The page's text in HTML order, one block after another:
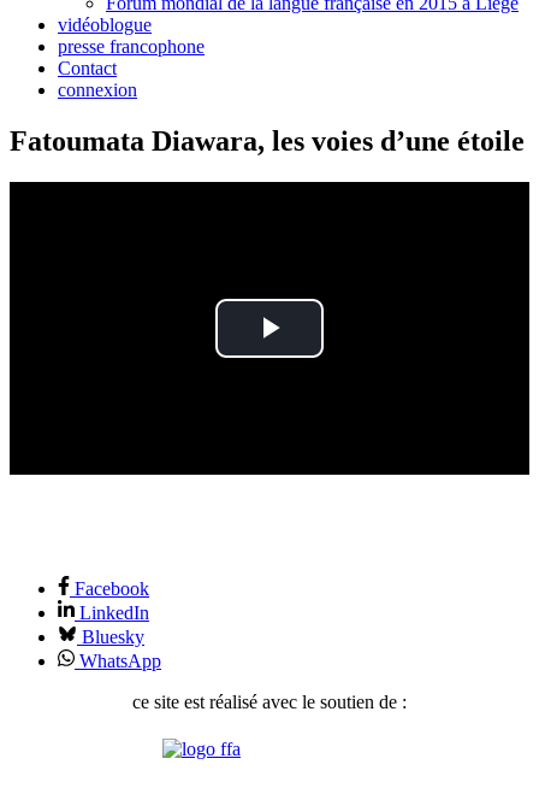
vidéoblogue
presse francophone
Contact
connexion
Fatoumata Diawara, les voies d’une étoile
Play
Facebook
LinkedIn
Bluesky
WhatsApp
ce site est réalisé avec le soutien de :